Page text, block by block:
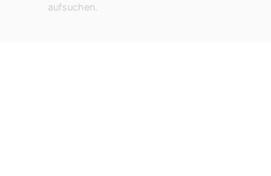
aufsuchen.